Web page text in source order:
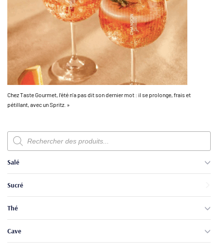
Chez Taste Gourmet, l’été n’a pas dit son dernier mot : il se prolonge, frais et
pétillant, avec un Spritz. »
Recherche
de
produits
Salé
Sucré
Thé
Cave